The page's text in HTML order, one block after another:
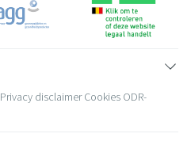
Privacy disclaimer Cookies ODR-